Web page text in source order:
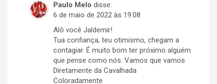
Paulo Melo disse:
6 de maio de 2022 às 19:08
Alô você Jaldemir!
Tua confiança, teu otimismo, chegam a
contagiar. É muito bom ter próximo alguém
que pense como nós. Vamos que vamos
Diretamente da Cavalhada
Coloradamente